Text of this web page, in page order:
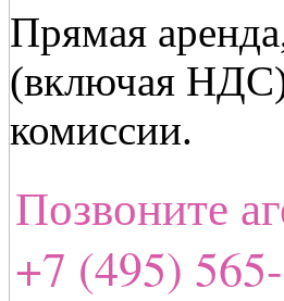
Прямая
(включая
комиссии.
Позвоните
+7 (495)